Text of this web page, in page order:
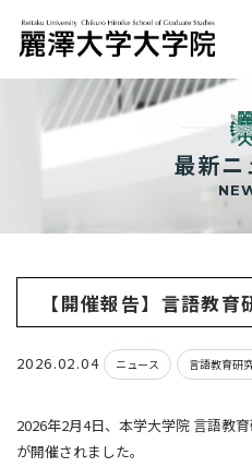
最新ニ
【開催報告】言語教
2026.02.04 ニュース 言語教育研
2026年2月4日、本学大学院 言語教
が開催されました。